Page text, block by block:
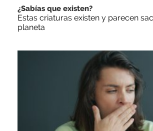
¿Sabías que existen?
Estas criaturas existen y parecen
planeta